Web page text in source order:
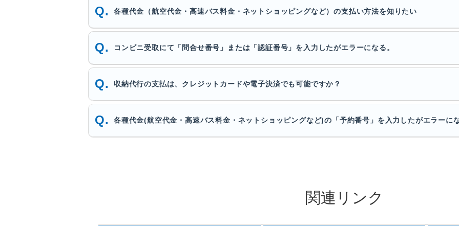
各種代金（航空代金・高速バス料金・ネットショッピングなど）の支払い方法を知りたい
コンビニ受取にて「問合せ番号」または「認証番号」を入力したがエラーになる。
収納代行の支払は、クレジットカードや電子決済でも可能ですか？
各種代金(航空代金・高速バス料金・ネットショッピングなど)の「予約番号」を入力したがエラーに
関連リンク